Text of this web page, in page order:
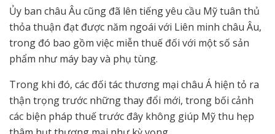
Ủy ban châu Âu cũng đã lên tiếng yêu cầu Mỹ tuân thủ
thỏa thuận đạt được năm ngoái với Liên minh châu Âu,
trong đó bao gồm việc miễn thuế đối với một số sản
phẩm như máy bay và phụ tùng.
Trong khi đó, các đối tác thương mại châu Á hiện tỏ ra
thận trọng trước những thay đổi mới, trong bối cảnh
các biện pháp thuế trước đây không giúp Mỹ thu hẹp